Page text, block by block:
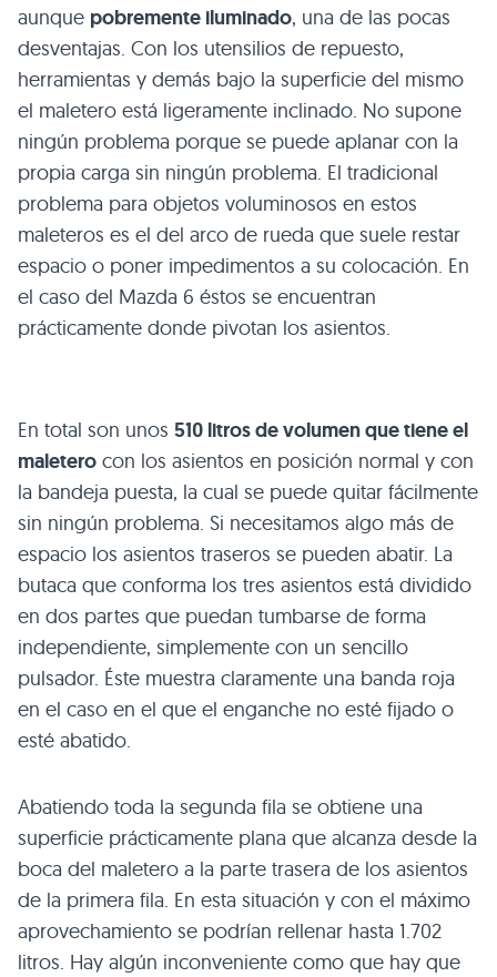
aunque pobremente iluminado, una de las pocas
desventajas. Con los utensilios de repuesto,
herramientas y demás bajo la superficie del mismo
el maletero está ligeramente inclinado. No supone
ningún problema porque se puede aplanar con la
propia carga sin ningún problema. El tradicional
problema para objetos voluminosos en estos
maleteros es el del arco de rueda que suele restar
espacio o poner impedimentos a su colocación. En
el caso del Mazda 6 éstos se encuentran
prácticamente donde pivotan los asientos.
En total son unos 510 litros de volumen que tiene el
maletero con los asientos en posición normal y con
la bandeja puesta, la cual se puede quitar fácilmente
sin ningún problema. Si necesitamos algo más de
espacio los asientos traseros se pueden abatir. La
butaca que conforma los tres asientos está dividido
en dos partes que puedan tumbarse de forma
independiente, simplemente con un sencillo
pulsador. Éste muestra claramente una banda roja
en el caso en el que el enganche no esté fijado o
esté abatido.
Abatiendo toda la segunda fila se obtiene una
superficie prácticamente plana que alcanza desde la
boca del maletero a la parte trasera de los asientos
de la primera fila. En esta situación y con el máximo
aprovechamiento se podrían rellenar hasta 1.702
litros. Hay algún inconveniente como que hay que